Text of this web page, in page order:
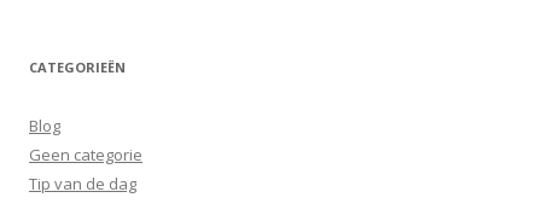
CATEGORIEËN
Blog
Geen categorie
Tip van de dag